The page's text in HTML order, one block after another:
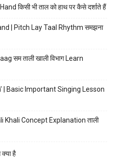
किसी भी ताल को हाथ पर कैसे दर्शाते हैं
| Pitch Lay Taal Rhythm समझना
सम ताली खाली विभाग Learn
| Basic Important Singing Lesson
Khali Concept Explanation ताली
है